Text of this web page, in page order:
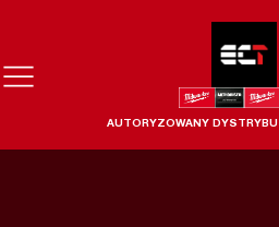
AUTORYZOWANY